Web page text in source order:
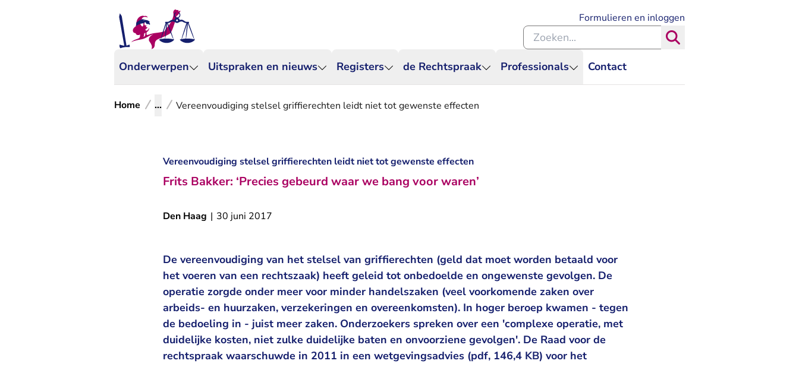
Onderwerpen Uitspraken en nieuws Registers de Rechtspraak Professionals Contact
Formulieren en inloggen
Zoeken binnen de Rechtspraak
Home ... Vereenvoudiging stelsel griffierechten leidt niet tot gewenste effecten
Vereenvoudiging stelsel griffierechten leidt niet tot gewenste effecten
Frits Bakker: ‘Precies gebeurd waar we bang voor waren’
Den Haag | 30 juni 2017
De vereenvoudiging van het stelsel van griffierechten (geld dat moet worden betaald voor
het voeren van een rechtszaak) heeft geleid tot onbedoelde en ongewenste gevolgen. De
operatie zorgde onder meer voor minder handelszaken (veel voorkomende zaken over
arbeids- en huurzaken, verzekeringen en overeenkomsten). In hoger beroep kwamen - tegen
de bedoeling in - juist meer zaken. Onderzoekers spreken over een 'complexe operatie, met
duidelijke kosten, niet zulke duidelijke baten en onvoorziene gevolgen'. De Raad voor de
rechtspraak waarschuwde in 2011 in een wetgevingsadvies (pdf, 146,4 KB) voor het